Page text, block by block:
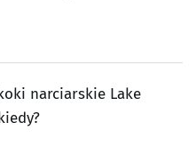
narciarskie Lake